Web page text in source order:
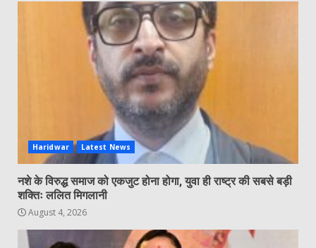
Haridwar Latest News
नशे के विरुद्ध समाज को एकजुट होना होगा, युवा ही राष्ट्र की सबसे बड़ी
शक्तिः ललित मिगलानी
August 4, 2026